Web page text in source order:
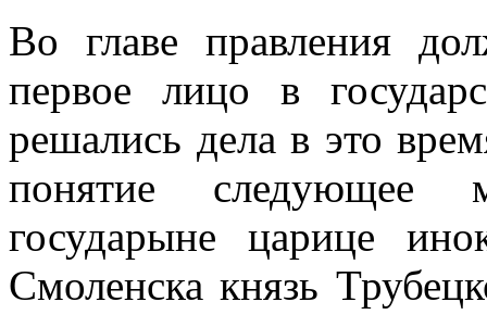
Во главе правления
первое лицо в
решались дела в это
понятие следующее
государыне царице
Смоленска князь